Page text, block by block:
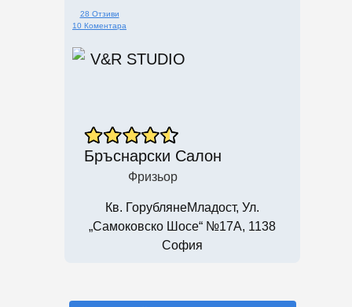
28 Отзиви
10 Коментара
Бръснарски Салон
Фризьор
Кв. ГорублянеМладост, Ул.
„Самоковско Шосе“ №17А, 1138
София